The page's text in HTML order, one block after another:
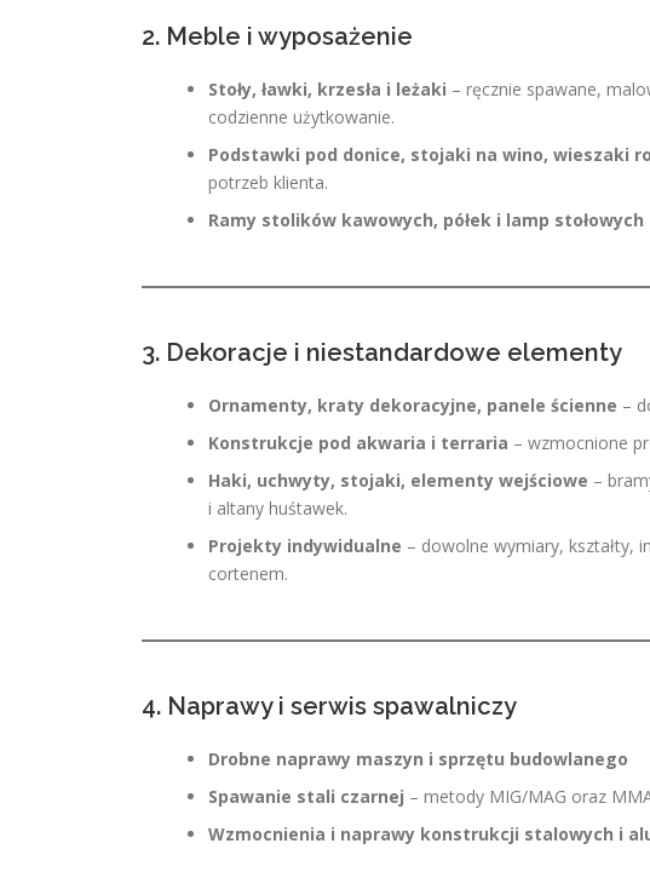
2. Meble i wyposażenie
Stoły, ławki, krzesła i leżaki – ręcznie spawane,
codzienne użytkowanie.
Podstawki pod donice, stojaki na wino, wieszaki
potrzeb klienta.
Ramy stolików kawowych, półek i lamp stołowych
3. Dekoracje i niestandardowe elementy
Ornamenty, kraty dekoracyjne, panele ścienne –
Konstrukcje pod akwaria i terraria – wzmocnione
Haki, uchwyty, stojaki, elementy wejściowe –
i altany huśtawek.
Projekty indywidualne – dowolne wymiary, kształty,
cortenem.
4. Naprawy i serwis spawalniczy
Drobne naprawy maszyn i sprzętu budowlanego
Spawanie stali czarnej – metody MIG/MAG oraz
Wzmocnienia i naprawy konstrukcji stalowych i